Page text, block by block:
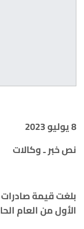
8 يوليو 2023
نص خبر ـ وكالات
بلغت قيمة
الأول من العام الحالي 326 مليونا و99